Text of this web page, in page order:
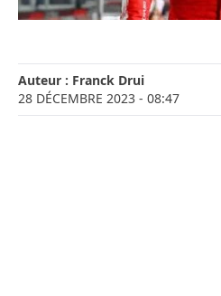
Auteur : Franck Drui
28 DÉCEMBRE 2023 - 08:47